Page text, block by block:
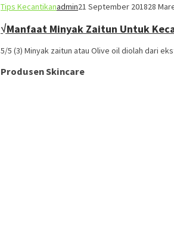
Tips Kecantikanadmin21 September 201828
√Manfaat Minyak Zaitun Untuk
5/5 (3) Minyak zaitun atau Olive oil diolah dari
Produsen Skincare